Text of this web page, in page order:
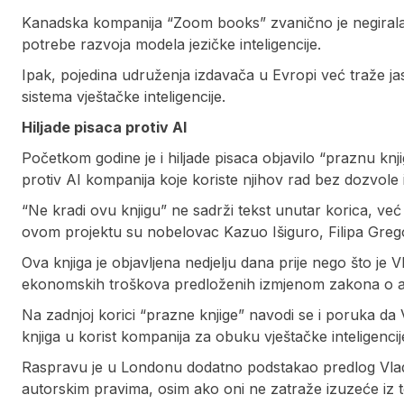
Kanadska kompanija “Zoom books” zvanično je
potrebe razvoja modela jezičke inteligencije.
Ipak, pojedina udruženja izdavača u Evropi već traže
sistema vještačke inteligencije.
Hiljade pisaca protiv AI
Početkom godine je i hiljade pisaca objavilo “praznu
protiv AI kompanija koje koriste njihov rad bez dozvole
“Ne kradi ovu knjigu” ne sadrži tekst unutar korica,
ovom projektu su nobelovac Kazuo Išiguro, Filipa
Ova knjiga je objavljena nedjelju dana prije nego što je
ekonomskih troškova predloženih izmjenom zakona o
Na zadnjoj korici “prazne knjige” navodi se i poruka
knjiga u korist kompanija za obuku vještačke
Raspravu je u Londonu dodatno podstakao predlog
autorskim pravima, osim ako oni ne zatraže izuzeće iz